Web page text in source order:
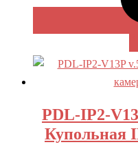
PDL-IP2-
Купольная